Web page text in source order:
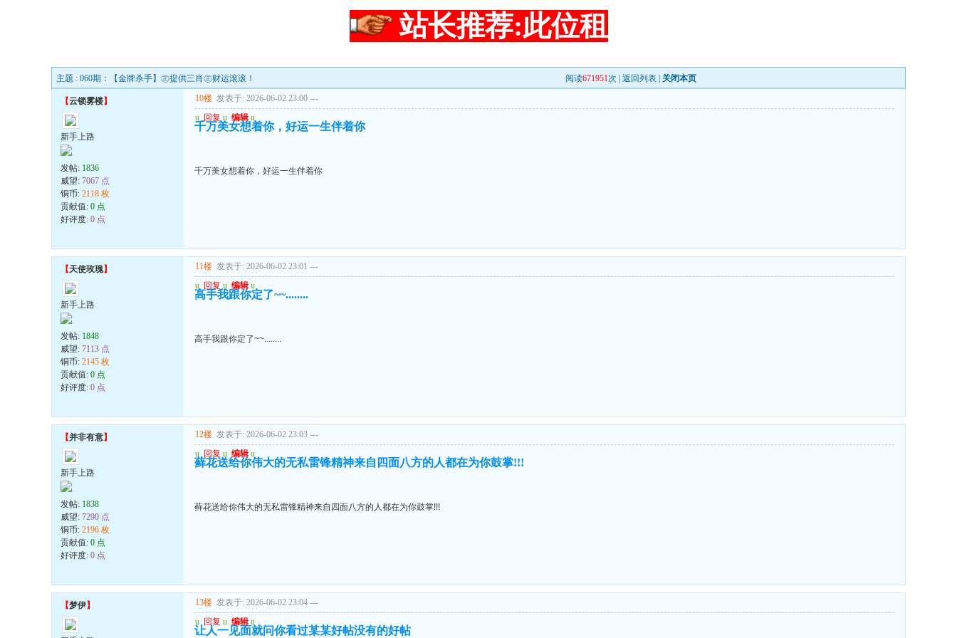
站长推荐:此位租
主题 : 060期：【金牌杀手】㊣提供三肖㊣财运滚滚！ 阅读671951次 | 返回列表 关闭本页
【云锁雾楼】
新手上路
发帖: 1836
威望: 7067 点
铜币: 2118 枚
贡献值: 0 点
好评度: 0 点
10楼 发表于: 2026-06-02 23:00 ---
u 回复 u 编辑 u
千万美女想着你，好运一生伴着你
千万美女想着你，好运一生伴着你
【天使玫瑰】
新手上路
发帖: 1848
威望: 7113 点
铜币: 2145 枚
贡献值: 0 点
好评度: 0 点
11楼 发表于: 2026-06-02 23:01 ---
u 回复 u 编辑 u
高手我跟你定了~~........
高手我跟你定了~~........
【并非有意】
新手上路
发帖: 1838
威望: 7290 点
铜币: 2196 枚
贡献值: 0 点
好评度: 0 点
12楼 发表于: 2026-06-02 23:03 ---
u 回复 u 编辑 u
藓花送给你伟大的无私雷锋精神来自四面八方的人都在为你鼓掌!!!
藓花送给你伟大的无私雷锋精神来自四面八方的人都在为你鼓掌!!!
【梦伊】 13楼 发表于: 2026-06-02 23:04 ---
u 回复 u 编辑 u
让人一见面就问你看过某某好帖没有的好帖